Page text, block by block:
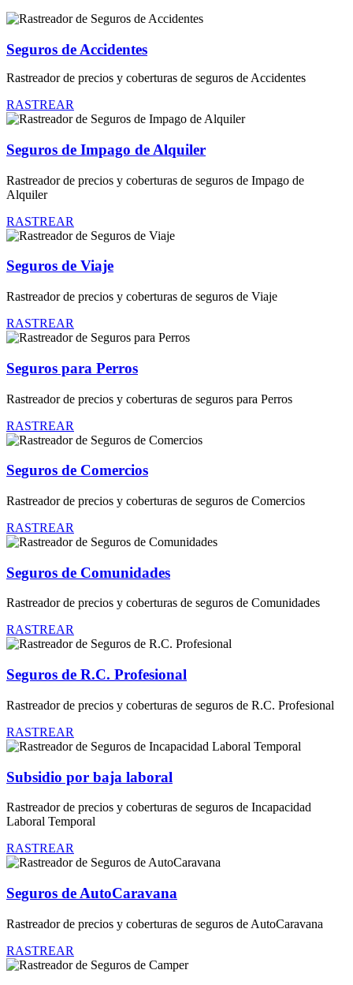
Seguros de Accidentes
Rastreador de precios y coberturas de seguros de Accidentes
RASTREAR
Seguros de Impago de Alquiler
Rastreador de precios y coberturas de seguros de Impago de
Alquiler
RASTREAR
Seguros de Viaje
Rastreador de precios y coberturas de seguros de Viaje
RASTREAR
Seguros para Perros
Rastreador de precios y coberturas de seguros para Perros
RASTREAR
Seguros de Comercios
Rastreador de precios y coberturas de seguros de Comercios
RASTREAR
Seguros de Comunidades
Rastreador de precios y coberturas de seguros de Comunidades
RASTREAR
Seguros de R.C. Profesional
Rastreador de precios y coberturas de seguros de R.C. Profesional
RASTREAR
Subsidio por baja laboral
Rastreador de precios y coberturas de seguros de Incapacidad
Laboral Temporal
RASTREAR
Seguros de AutoCaravana
Rastreador de precios y coberturas de seguros de AutoCaravana
RASTREAR